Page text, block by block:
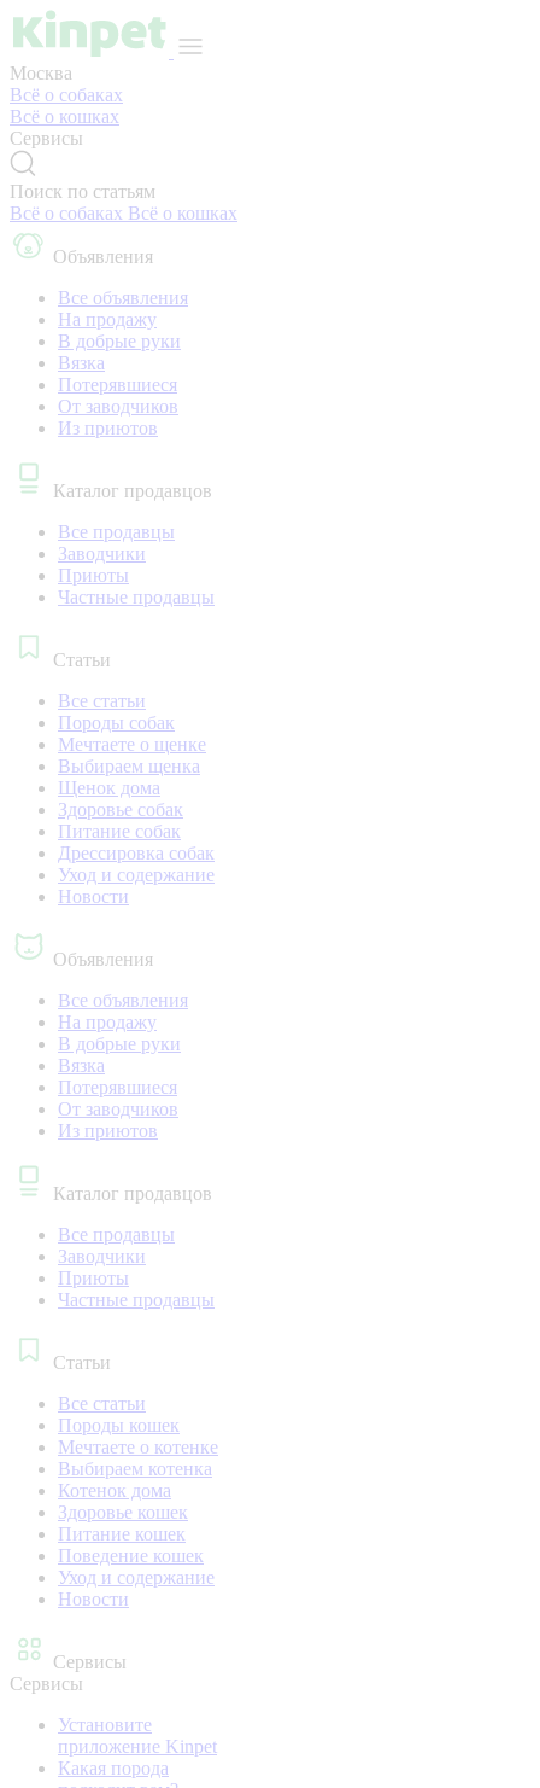
Москва
Всё о собаках
Всё о кошках
Сервисы
Поиск по статьям
Всё о собаках Всё о кошках
Объявления
Все объявления
На продажу
В добрые руки
Вязка
Потерявшиеся
От заводчиков
Из приютов
Каталог продавцов
Все продавцы
Заводчики
Приюты
Частные продавцы
Статьи
Все статьи
Породы собак
Мечтаете о щенке
Выбираем щенка
Щенок дома
Здоровье собак
Питание собак
Дрессировка собак
Уход и содержание
Новости
Объявления
Все объявления
На продажу
В добрые руки
Вязка
Потерявшиеся
От заводчиков
Из приютов
Каталог продавцов
Все продавцы
Заводчики
Приюты
Частные продавцы
Статьи
Все статьи
Породы кошек
Мечтаете о котенке
Выбираем котенка
Котенок дома
Здоровье кошек
Питание кошек
Поведение кошек
Уход и содержание
Новости
Сервисы
Сервисы
Установите
приложение Kinpet
Какая порода